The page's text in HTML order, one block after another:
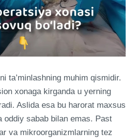
ta’minlashning muhim qismidir.
xonaga kirganda u yerning
Aslida esa bu harorat maxsus
oddiy sabab bilan emas. Past
va mikroorganizmlarning tez